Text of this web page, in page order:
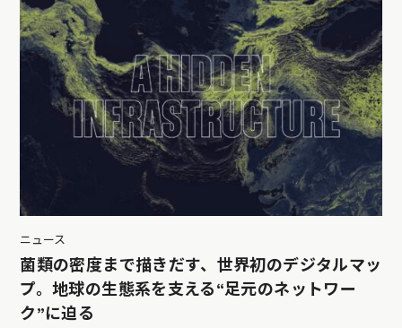
ニュース
菌類の密度まで描きだす、世界初のデジタルマッ
プ。地球の生態系を支える“足元のネットワー
ク”に迫る